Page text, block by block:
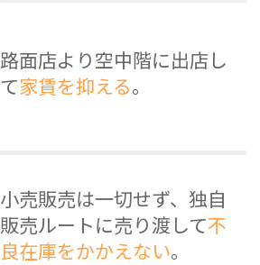
路面店より空中階に出店し
て家賃を抑える。
小売販売は一切せず、独自
販売ルートに売り渡して不
良在庫をかかえない。